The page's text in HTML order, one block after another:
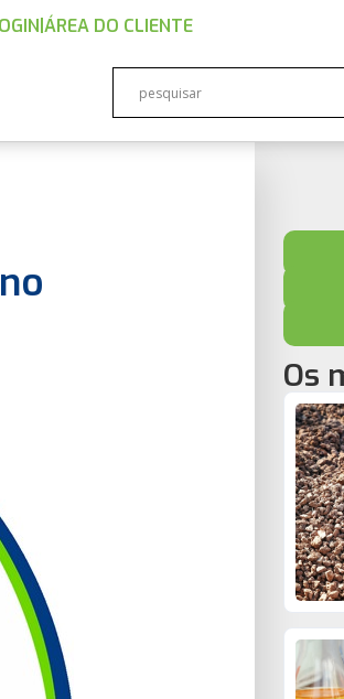
|ÁREA DO CLIENTE
Os